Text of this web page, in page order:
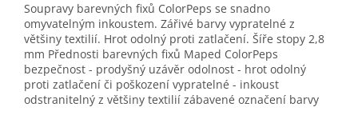
Soupravy barevných fixů ColorPeps se snadno
omyvatelným inkoustem. Zářivé barvy vypratelné z
většiny textilií. Hrot odolný proti zatlačení. Šíře stopy 2,8
mm Přednosti barevných fixů Maped ColorPeps
bezpečnost - prodyšný uzávěr odolnost - hrot odolný
proti zatlačení či poškození vypratelné - inkoust
odstranitelný z většiny textilií zábavené označení barvy